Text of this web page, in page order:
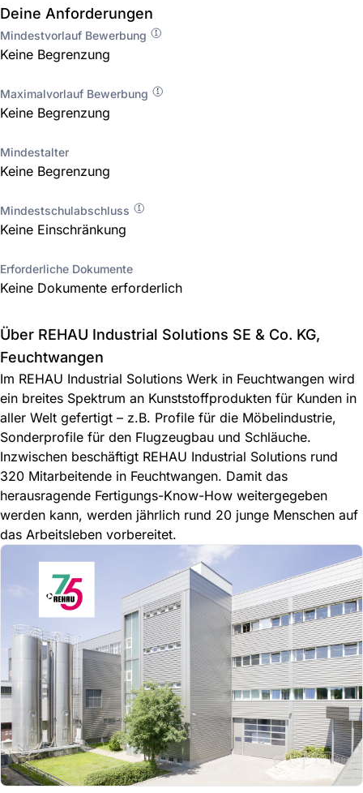
Deine Anforderungen
Mindestvorlauf Bewerbung
Keine Begrenzung
Maximalvorlauf Bewerbung
Keine Begrenzung
Mindestalter
Keine Begrenzung
Mindestschulabschluss
Keine Einschränkung
Erforderliche Dokumente
Keine Dokumente erforderlich
Über REHAU Industrial Solutions SE & Co. KG,
Feuchtwangen
Im REHAU Industrial Solutions Werk in Feuchtwangen wird
ein breites Spektrum an Kunststoffprodukten für Kunden in
aller Welt gefertigt – z.B. Profile für die Möbelindustrie,
Sonderprofile für den Flugzeugbau und Schläuche.
Inzwischen beschäftigt REHAU Industrial Solutions rund
320 Mitarbeitende in Feuchtwangen. Damit das
herausragende Fertigungs-Know-How weitergegeben
werden kann, werden jährlich rund 20 junge Menschen auf
das Arbeitsleben vorbereitet.